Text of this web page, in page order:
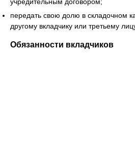
передать свою долю в складочном
другому вкладчику или третьему
Обязанности вкладчиков